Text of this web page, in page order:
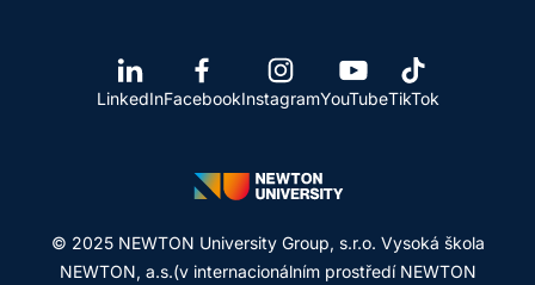
LinkedInFacebookInstagramYouTubeTikTok
© 2025 NEWTON University Group, s.r.o. Vysoká škola
NEWTON, a.s.(v internacionálním prostředí NEWTON